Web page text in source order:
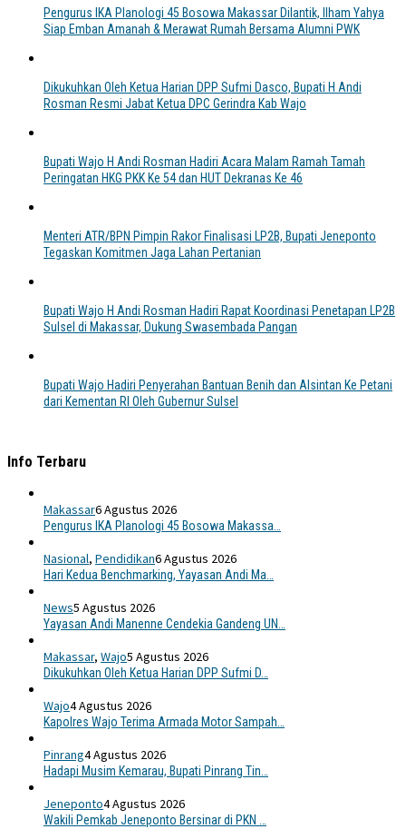
Pengurus IKA Planologi 45 Bosowa Makassar Dilantik, Ilham Yahya
Siap Emban Amanah & Merawat Rumah Bersama Alumni PWK
Dikukuhkan Oleh Ketua Harian DPP Sufmi Dasco, Bupati H Andi
Rosman Resmi Jabat Ketua DPC Gerindra Kab Wajo
Bupati Wajo H Andi Rosman Hadiri Acara Malam Ramah Tamah
Peringatan HKG PKK Ke 54 dan HUT Dekranas Ke 46
Menteri ATR/BPN Pimpin Rakor Finalisasi LP2B, Bupati Jeneponto
Tegaskan Komitmen Jaga Lahan Pertanian
Bupati Wajo H Andi Rosman Hadiri Rapat Koordinasi Penetapan LP2B
Sulsel di Makassar, Dukung Swasembada Pangan
Bupati Wajo Hadiri Penyerahan Bantuan Benih dan Alsintan Ke Petani
dari Kementan RI Oleh Gubernur Sulsel
Info Terbaru
Makassar6 Agustus 2026
Pengurus IKA Planologi 45 Bosowa Makassa…
Nasional, Pendidikan6 Agustus 2026
Hari Kedua Benchmarking, Yayasan Andi Ma…
News5 Agustus 2026
Yayasan Andi Manenne Cendekia Gandeng UN…
Makassar, Wajo5 Agustus 2026
Dikukuhkan Oleh Ketua Harian DPP Sufmi D…
Wajo4 Agustus 2026
Kapolres Wajo Terima Armada Motor Sampah…
Pinrang4 Agustus 2026
Hadapi Musim Kemarau, Bupati Pinrang Tin…
Jeneponto4 Agustus 2026
Wakili Pemkab Jeneponto Bersinar di PKN …